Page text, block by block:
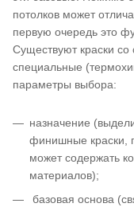
потолков может
первую очередь это
Существуют краски со
специальные
параметры выбора:
назначение
финишные краски,
может содержать
материалов);
базовая основа